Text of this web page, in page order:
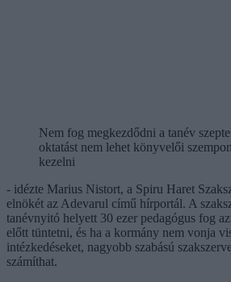
Nem fog megkezdődni a tanév
oktatást nem lehet könyvelői
kezelni
- idézte Marius Nistort, a Spiru Haret
elnökét az Adevarul című hírportál. A
tanévnyitó helyett 30 ezer pedagógus fog
előtt tüntetni, és ha a kormány nem vonja
intézkedéseket, nagyobb szabású
számíthat.